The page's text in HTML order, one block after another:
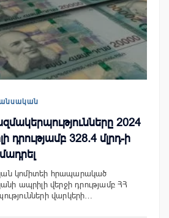
2024
դրությամբ 328.4 մլրդ-ի
կոմիտեի հրապարակած
ապրիլի վերջի դրությամբ ՀՀ
վարկերի…